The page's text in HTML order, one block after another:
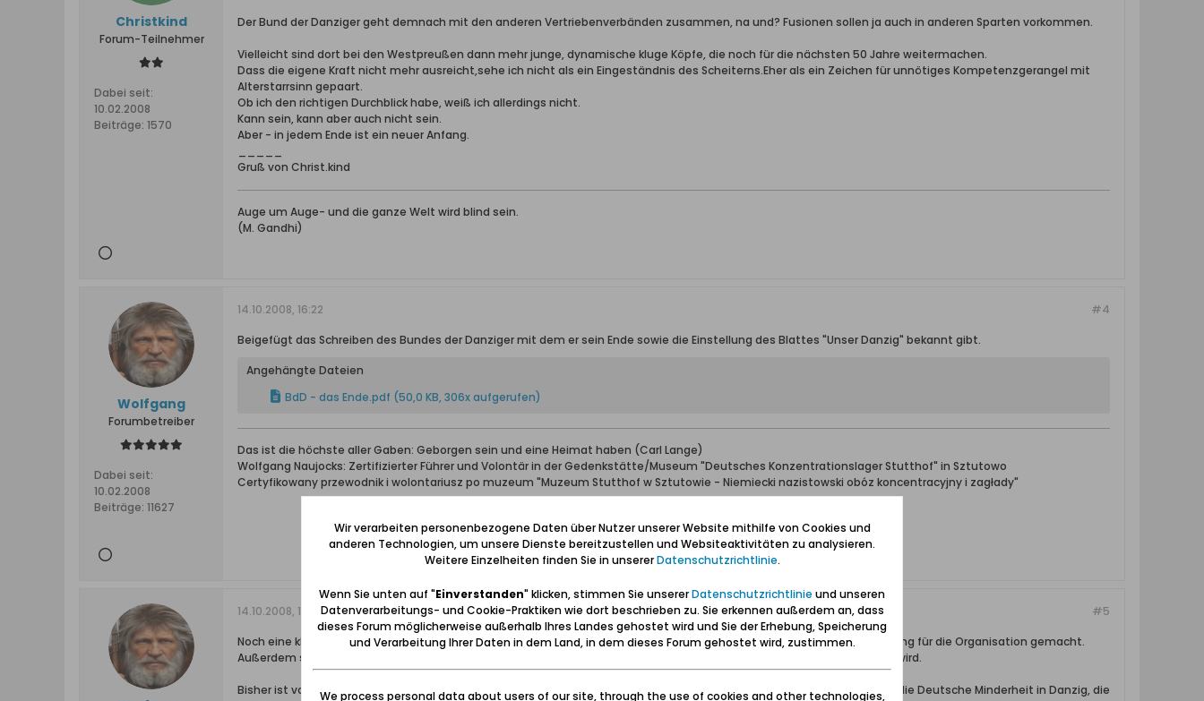
Christkind
Forum-Teilnehmer
Dabei seit:
10.02.2008
Beiträge: 1570
Der Bund der Danziger geht demnach mit den anderen Vertriebenverbänden zusammen, na und? Fusionen sollen ja auch in anderen Sparten vorkommen.
Vielleicht sind dort bei den Westpreußen dann mehr junge, dynamische kluge Köpfe, die noch für die nächsten 50 Jahre weitermachen.
Dass die eigene Kraft nicht mehr ausreicht,sehe ich nicht als ein Eingeständnis des Scheiterns.Eher als ein Zeichen für unnötiges Kompetenzgerangel mit
Alterstarrsinn gepaart.
Ob ich den richtigen Durchblick habe, weiß ich allerdings nicht.
Kann sein, kann aber auch nicht sein.
Aber - in jedem Ende ist ein neuer Anfang.
Gruß von Christ.kind
Auge um Auge- und die ganze Welt wird blind sein.
(M. Gandhi)
Wolfgang
Forumbetreiber
Dabei seit:
10.02.2008
Beiträge: 11627
#4
14.10.2008, 16:22
Beigefügt das Schreiben des Bundes der Danziger mit dem er sein Ende sowie die Einstellung des Blattes "Unser Danzig" bekannt gibt.
Angehängte Dateien
BdD - das Ende.pdf (50,0 KB, 306x aufgerufen)
Das ist die höchste aller Gaben: Geborgen sein und eine Heimat haben (Carl Lange)
Wolfgang Naujocks: Zertifizierter Führer und Volontär in der Gedenkstätte/Museum "Deutsches Konzentrationslager Stutthof" in Sztutowo
Certyfikowany przewodnik i wolontariusz po muzeum "Muzeum Stutthof w Sztutowie - Niemiecki nazistowski obóz koncentracyjny i zagłady"
#5
14.10.2008, 16:31
Noch eine kleine Ergänzung: Auf der Homepage des Bundes der Danzigerwww.danzig-online.dewird nach wie vor Werbung für die Organisation gemacht.
Außerdem sind noch Bestellformulare für "Unser Danzig" herunterladbar obwohl das Blättchen zum 31.12.08 eingestellt wird.
Bisher ist von den Mitgliedern des Bundes der Danziger offensichtlich nur ein ganz kleiner Teil informiert worden. Selbst die Deutsche Minderheit in Danzig, die
Wir verarbeiten personenbezogene Daten über Nutzer unserer Website mithilfe von Cookies und
anderen Technologien, um unsere Dienste bereitzustellen und Websiteaktivitäten zu analysieren.
Weitere Einzelheiten finden Sie in unsererDatenschutzrichtlinie.
Wenn Sie unten auf "Einverstanden" klicken, stimmen Sie unsererDatenschutzrichtlinie und unseren
Datenverarbeitungs- und Cookie-Praktiken wie dort beschrieben zu. Sie erkennen außerdem an, dass
dieses Forum möglicherweise außerhalb Ihres Landes gehostet wird und Sie der Erhebung, Speicherung
und Verarbeitung Ihrer Daten in dem Land, in dem dieses Forum gehostet wird, zustimmen.
We process personal data about users of our site, through the use of cookies and other technologies,